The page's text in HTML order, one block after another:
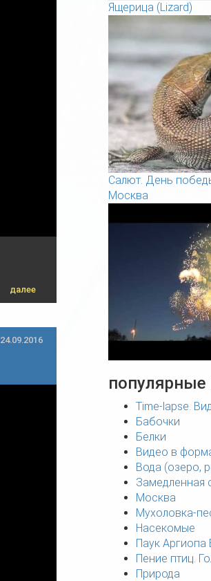
далее
24.09.2016
Ящерица (Lizard)
Салют. День
Москва
популярные
Time-lapse.
Бабочки
Белки
Видео в
Вода (озеро,
Замедленная
Москва
Мухоловка-
Насекомые
Паук
Пение птиц.
Природа